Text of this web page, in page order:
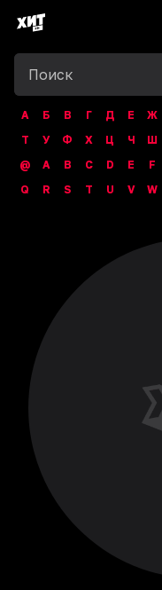
А Б В Г Д Е Ж
Т
У Ф Х Ц Ч Ш
@
A B C D E F
Q
R S T U V W